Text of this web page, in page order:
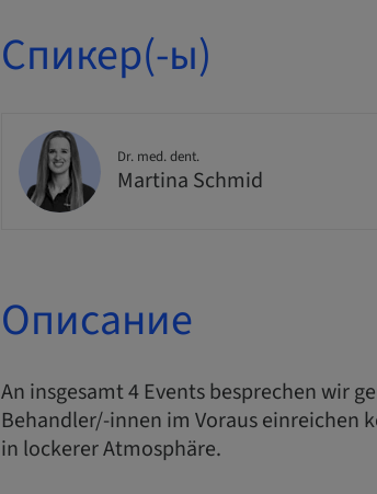
Спикер(-ы)
Dr. med. dent.
Martina Schmid
Описание
An insgesamt 4 Events besprechen wir
Behandler/-innen im Voraus einreichen
in lockerer Atmosphäre.